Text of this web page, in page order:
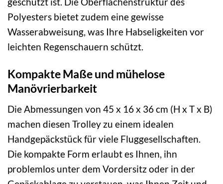
Polyesters bietet zudem eine gewisse
Wasserabweisung, was Ihre Habseligkeiten vor
leichten Regenschauern schützt.
Kompakte Maße und mühelose
Manövrierbarkeit
Die Abmessungen von 45 x 16 x 36 cm (H x T x B)
machen diesen Trolley zu einem idealen
Handgepäckstück für viele Fluggesellschaften.
Die kompakte Form erlaubt es Ihnen, ihn
problemlos unter dem Vordersitz oder in der